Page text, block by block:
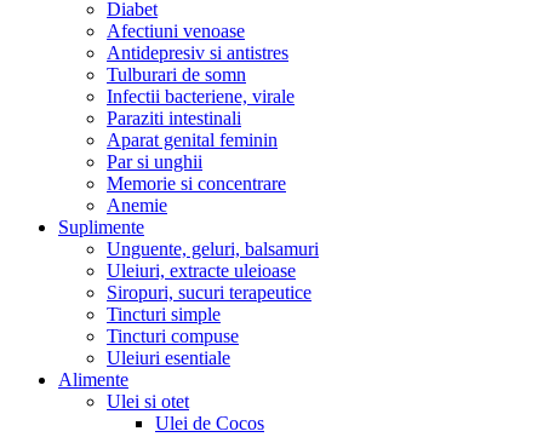
Diabet
Afectiuni venoase
Antidepresiv si antistres
Tulburari de somn
Infectii bacteriene, virale
Paraziti intestinali
Aparat genital feminin
Par si unghii
Memorie si concentrare
Anemie
Suplimente
Unguente, geluri, balsamuri
Uleiuri, extracte uleioase
Siropuri, sucuri terapeutice
Tincturi simple
Tincturi compuse
Uleiuri esentiale
Alimente
Ulei si otet
Ulei de Cocos